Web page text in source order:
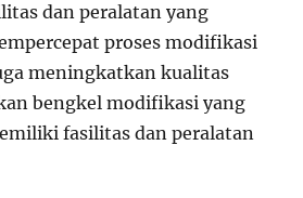
dan peralatan yang
proses modifikasi
meningkatkan kualitas
bengkel modifikasi yang
fasilitas dan peralatan